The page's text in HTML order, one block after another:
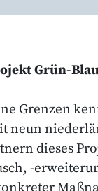
Grün-
Grenzen
neun
dieses
-